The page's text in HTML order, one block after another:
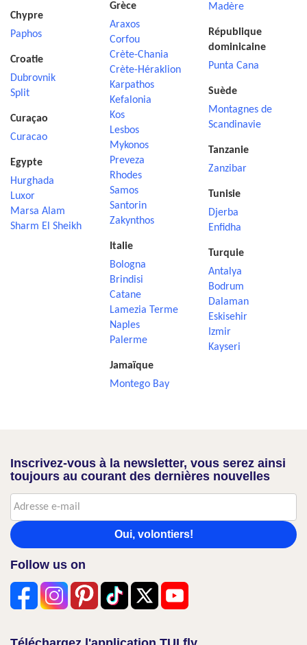
Chypre
Paphos
Croatie
Dubrovnik
Split
Curaçao
Curacao
Egypte
Hurghada
Luxor
Marsa Alam
Sharm El Sheikh
Grèce
Araxos
Corfou
Crète-Chania
Crète-Héraklion
Karpathos
Kefalonia
Kos
Lesbos
Mykonos
Preveza
Rhodes
Samos
Santorin
Zakynthos
Italie
Bologna
Brindisi
Catane
Lamezia Terme
Naples
Palerme
Jamaïque
Montego Bay
Madère
République
dominicaine
Punta Cana
Suède
Montagnes de
Scandinavie
Tanzanie
Zanzibar
Tunisie
Djerba
Enfidha
Turquie
Antalya
Bodrum
Dalaman
Eskisehir
Izmir
Kayseri
Inscrivez-vous à la newsletter, vous serez ainsi
toujours au courant des dernières nouvelles
Oui, volontiers!
Follow us on